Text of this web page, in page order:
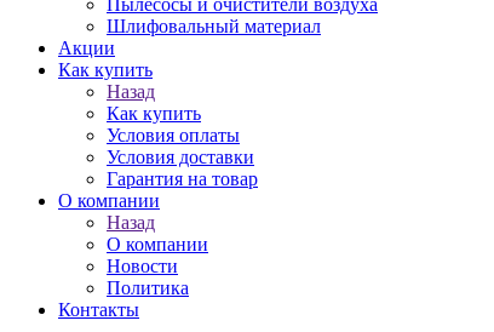
Пылесосы и очистители воздуха
Шлифовальный материал
Акции
Как купить
Назад
Как купить
Условия оплаты
Условия доставки
Гарантия на товар
О компании
Назад
О компании
Новости
Политика
Контакты